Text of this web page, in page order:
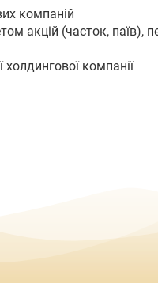
компаній
акцій (часток, паїв),
компанії